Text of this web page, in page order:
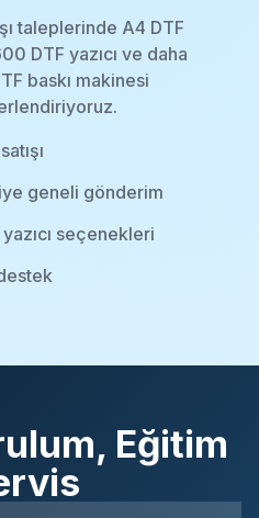
taleplerinde A4 DTF
DTF yazıcı ve daha
baskı makinesi
geneli gönderim
seçenekleri
Eğitim